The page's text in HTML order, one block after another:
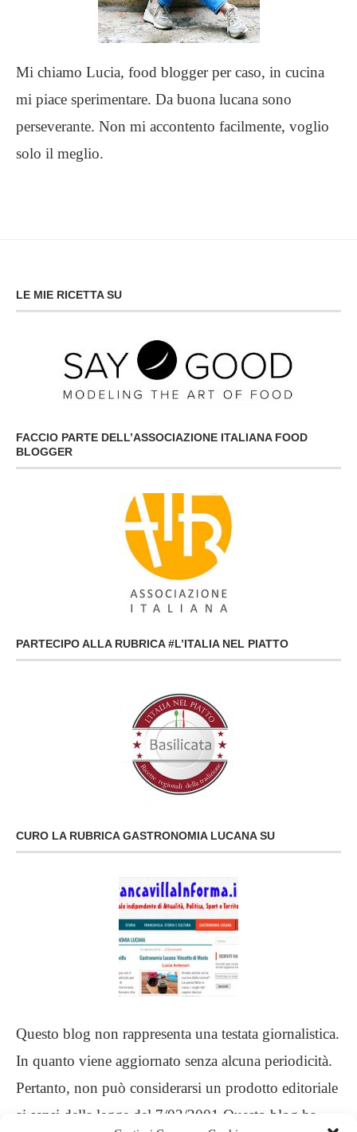
Mi chiamo Lucia, food blogger per caso, in cucina
mi piace sperimentare. Da buona lucana sono
perseverante. Non mi accontento facilmente, voglio
solo il meglio.
LE MIE RICETTA SU
FACCIO PARTE DELL’ASSOCIAZIONE ITALIANA FOOD
BLOGGER
PARTECIPO ALLA RUBRICA #L’ITALIA NEL PIATTO
CURO LA RUBRICA GASTRONOMIA LUCANA SU
Questo blog non rappresenta una testata giornalistica.
In quanto viene aggiornato senza alcuna periodicità.
Pertanto, non può considerarsi un prodotto editoriale
ai sensi della legge del 7/03/2001 Questo blog ha